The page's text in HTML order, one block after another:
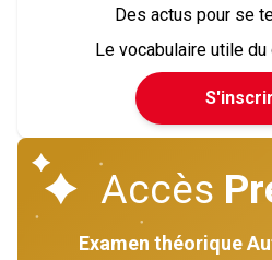
Des actus pour se
Le vocabulaire utile
Accès
Examen théorique